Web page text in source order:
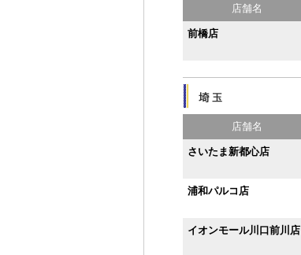
店舗名
前橋店
店舗名
さいたま新都心店
浦和パルコ店
イオンモール川口前川店